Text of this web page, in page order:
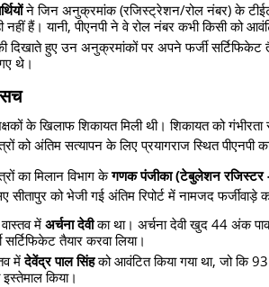
ने जिन अनुक्रमांक (रजिस्ट्रेशन/रोल नंबर) के
हैं। यानी, पीएनपी ने वे रोल नंबर कभी किसी को
दिखाते हुए उन अनुक्रमांकों पर अपने फर्जी सर्टिफिकेट
थे।
के खिलाफ शिकायत मिली थी। शिकायत को
को अंतिम सत्यापन के लिए प्रयागराज स्थित पीएनपी
का मिलान विभाग केगणक पंजीका (टेबुलेशन रजिस्टर
को भेजी गई अंतिम रिपोर्ट में नामजद फर्जीवाड़े
में अर्चना देवीका था। अर्चना देवी खुद 44 अंक
तैयार करवा लिया।
मेंदेवेंद्र पाल सिंहको आवंटित किया गया था, जो कि
किया।